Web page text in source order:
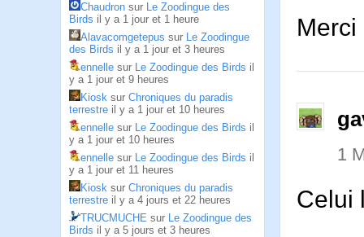
Chaudron sur Le Zoodingue des
Birds il y a 1 jour et 1 heure
Alavacomgetepus sur Le Zoodingue
des Birds il y a 1 jour et 3 heures
ennelle sur Le Zoodingue des Birds il
y a 1 jour et 9 heures
Kiosk sur Chroniques du paradis
terrestre il y a 1 jour et 10 heures
ennelle sur Le Zoodingue des Birds il
y a 1 jour et 10 heures
ennelle sur Le Zoodingue des Birds il
y a 1 jour et 11 heures
Kiosk sur Chroniques du paradis
terrestre il y a 4 jours et 22 heures
TRUCMUCHE sur Le Zoodingue des
Birds il y a 5 jours et 3 heures
Merci
1
Celui